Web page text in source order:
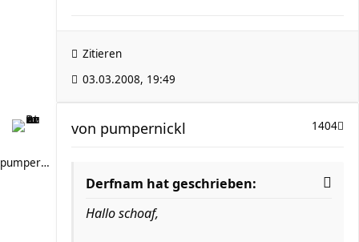
Zitieren
03.03.2008, 19:49
pumpernickl
1404
von pumpernickl
Derfnam hat geschrieben:
Hallo schoaf,